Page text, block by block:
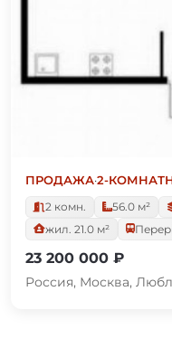
ПРОДАЖА·2-
2 комн.
56.0 м²
жил. 21.0 м²
23 200 000 ₽
Россия, Москва,